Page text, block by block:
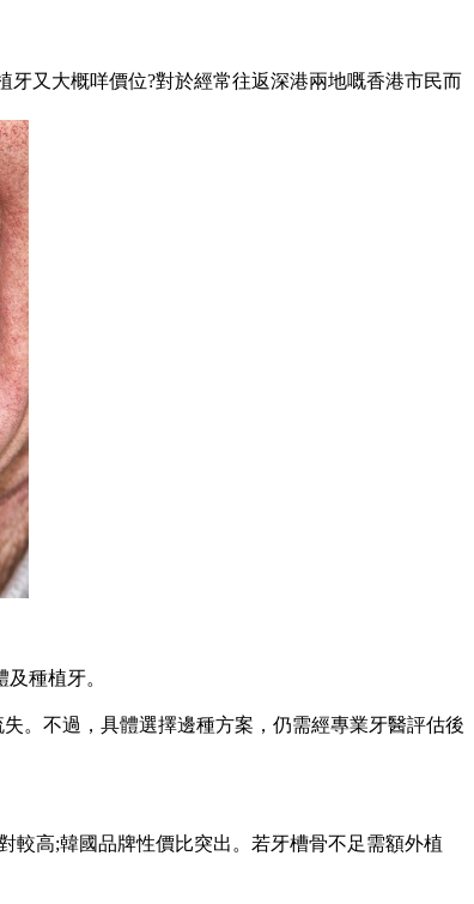
又大概咩價位?對於經常往返深港兩地嘅香港市民而
種植牙。
。不過，具體選擇邊種方案，仍需經專業牙醫評估後
高;韓國品牌性價比突出。若牙槽骨不足需額外植